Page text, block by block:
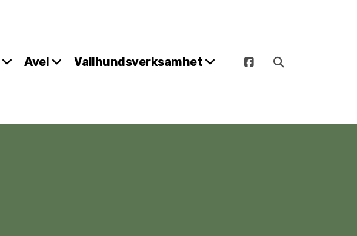
Avel Vallhundsverksamhet